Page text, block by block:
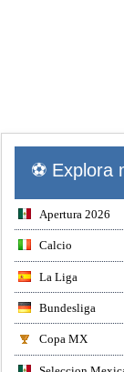
⚽ Explora
Apertura 2026
Calcio
La Liga
Bundesliga
Copa MX